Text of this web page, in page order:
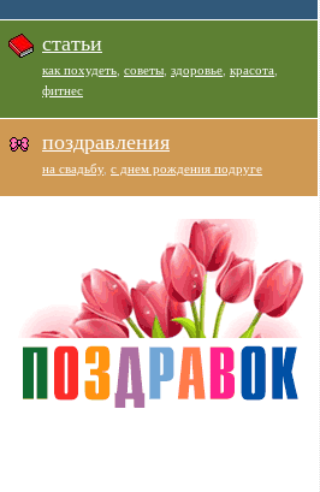
статьи
как похудеть советы здоровье красота
фитнес
поздравления
на свадьбу, с днем рождения подруге